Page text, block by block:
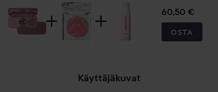
60,50 €
OSTA
Käyttäjäkuvat